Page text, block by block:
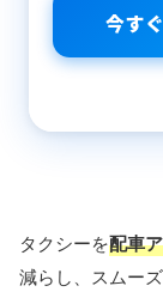
今す
タクシーを配車
減らし、スムー